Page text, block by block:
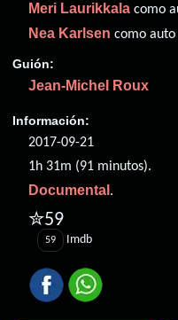
Meri Laurikkala como
Nea Karlsen como auto
Guión:
Jean-Michel Roux
Información:
2017-09-21
1h 31m (91 minutos).
Documental .
✮59
59 Imdb